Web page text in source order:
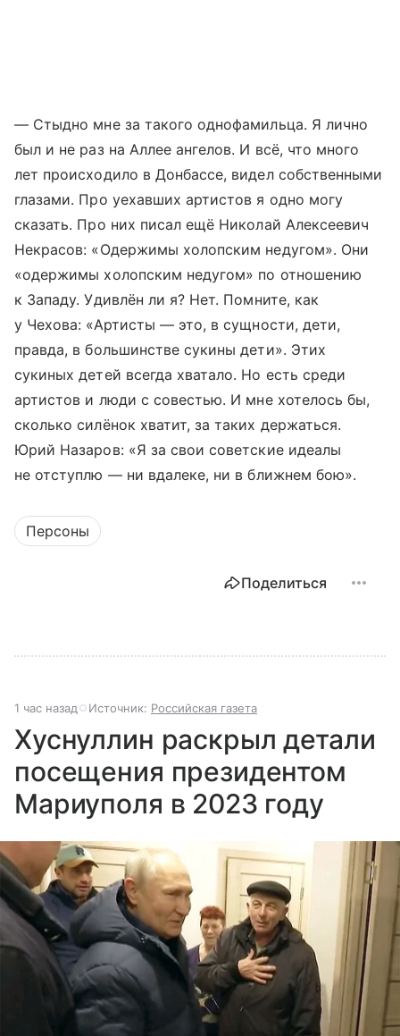
— Стыдно мне за такого однофамильца. Я лично
был и не раз на Аллее ангелов. И всё, что много
лет происходило в Донбассе, видел собственными
глазами. Про уехавших артистов я одно могу
сказать. Про них писал ещё Николай Алексеевич
Некрасов: «Одержимы холопским недугом». Они
«одержимы холопским недугом» по отношению
к Западу. Удивлён ли я? Нет. Помните, как
у Чехова: «Артисты — это, в сущности, дети,
правда, в большинстве сукины дети». Этих
сукиных детей всегда хватало. Но есть среди
артистов и люди с совестью. И мне хотелось бы,
сколько силёнок хватит, за таких держаться.
Юрий Назаров: «Я за свои советские идеалы
не отступлю — ни вдалеке, ни в ближнем бою».
Персоны
Поделиться
1 час назад Источник: Российская газета
Хуснуллин раскрыл детали
посещения президентом
Мариуполя в 2023 году